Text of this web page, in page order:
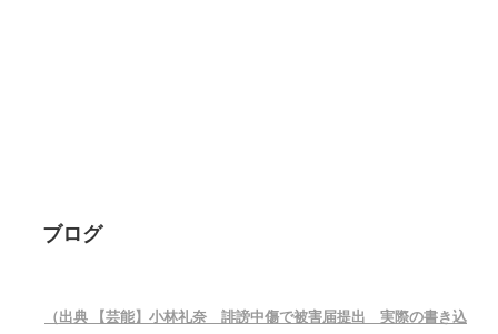
ブログ
（出典 【芸能】小林礼奈 誹謗中傷で被害届提出 実際の書き込